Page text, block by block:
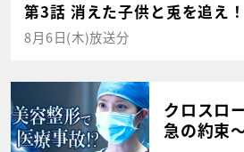
第3話 消えた子供と兎を追え！
8月6日(木)放送分
クロスロ
急の約束